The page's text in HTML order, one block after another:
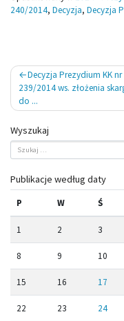
240/2014, Decyzja, Decyzja
Nawigacja
wpisu
Decyzja Prezydium KK nr
239/2014 ws. złożenia
do ...
Wyszukaj
Publikacje według daty
P W Ś
1 2 3
8 9 10
15 16 17
22 23 24